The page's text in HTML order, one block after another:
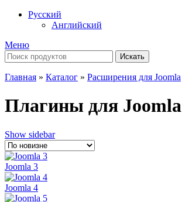
Русский
Английский
Меню
Искать
Главная » Каталог » Расширения для Joomla
Плагины для Joomla
Show sidebar
Joomla 3
Joomla 4